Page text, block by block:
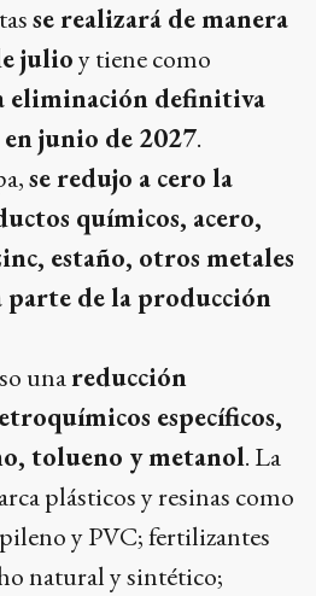
se realizará de manera
julioy tiene como
eliminación definitiva
junio de 2027.
se redujo a cero la
químicos, acero,
estaño, otros metales
de la producción
unareducción
específicos,
tolueno y metanol. La
plásticos y resinas como
y PVC; fertilizantes
natural y sintético;